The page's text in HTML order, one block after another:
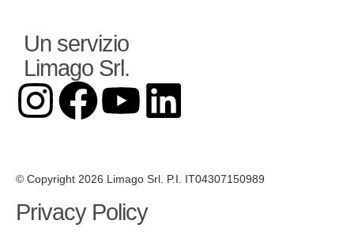
Un servizio
Limago Srl.
© Copyright 2026 Limago Srl. P.I. IT04307150989
Privacy Policy